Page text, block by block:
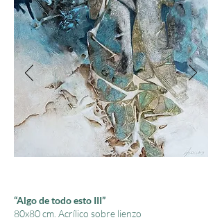
“Algo de todo esto III”
80x80 cm. Acrílico sobre lienzo